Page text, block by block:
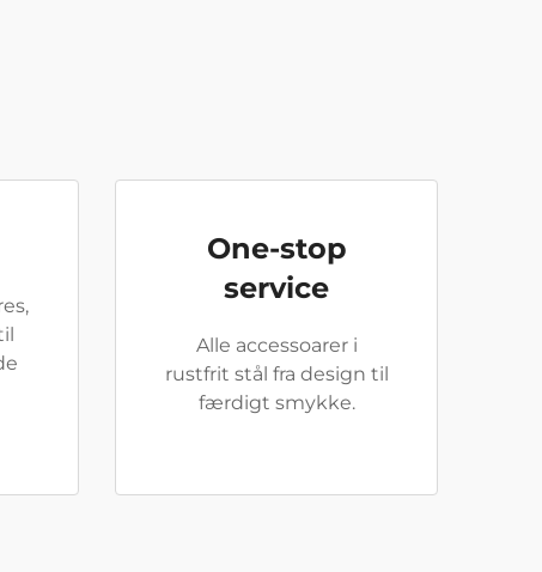
One-stop
service
Alle accessoarer i
rustfrit stål fra design til
færdigt smykke.